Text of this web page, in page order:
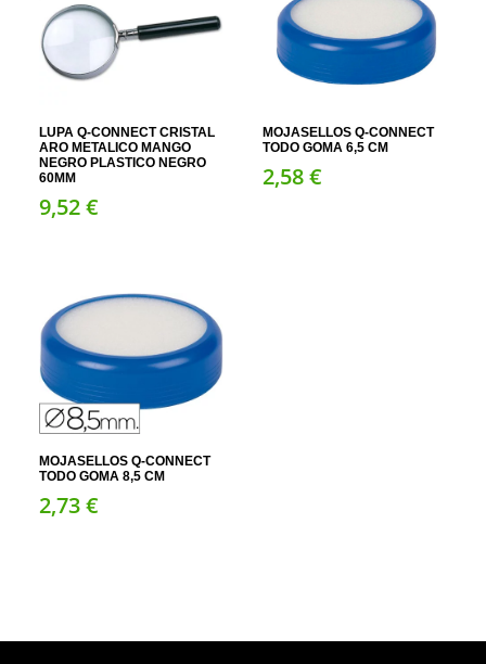
LUPA Q-CONNECT CRISTAL
ARO METALICO MANGO
NEGRO PLASTICO NEGRO
60MM
9,52€
MOJASELLOS Q-CONNECT
TODO GOMA 6,5 CM
2,58€
MOJASELLOS Q-CONNECT
TODO GOMA 8,5 CM
2,73€